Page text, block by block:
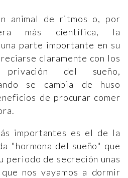
animal de ritmos o, por
más científica, la
parte importante en su
claramente con los
del sueño,
se cambia de huso
de procurar comer
importantes es el de la
"hormona del sueño" que
periodo de secreción unas
nos vayamos a dormir